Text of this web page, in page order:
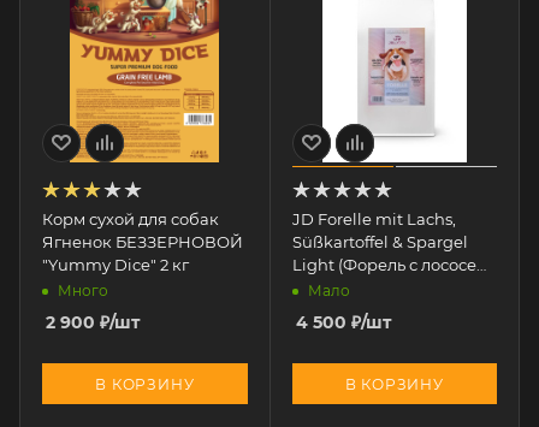
Корм сухой для собак
Ягненок БЕЗЗЕРНОВОЙ
"Yummy Dice" 2 кг
Много
2 900 ₽/шт
В КОРЗИНУ
JD Forelle mit Lachs,
Süßkartoffel & Spargel
Light (Форель с лососем
ЛАЙТ) 2 кг
Мало
4 500 ₽/шт
В КОРЗИНУ